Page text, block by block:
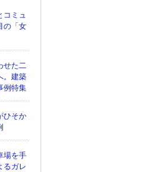
コミュ
の「女
せた二
。建築
例特集
ひそか
場を手
るガレ